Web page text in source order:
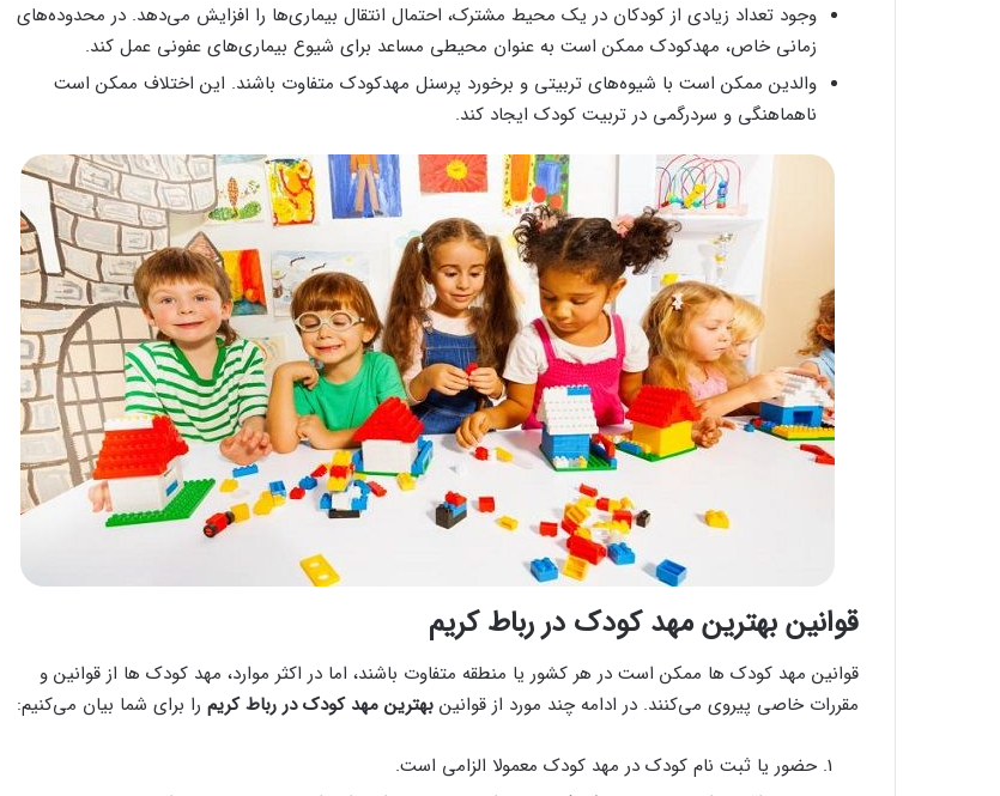
وجود تعداد زیادی از کودکان در یک محیط مشترک، احتمال انتقال بیماری‌ها را افزایش می‌دهد. در محدوده‌های
زمانی خاص، مهدکودک ممکن است به عنوان محیطی مساعد برای شیوع بیماری‌های عفونی عمل کند.
والدین ممکن است با شیوه‌های تربیتی و برخورد پرسنل مهدکودک متفاوت باشند. این اختلاف ممکن است
ناهماهنگی و سردرگمی در تربیت کودک ایجاد کند.
قوانین بهترین مهد کودک در رباط کریم
قوانین مهد کودک ها ممکن است در هر کشور یا منطقه متفاوت باشند، اما در اکثر موارد، مهد کودک ها از قوانین و
مقررات خاصی پیروی می‌کنند. در ادامه چند مورد از قوانین بهترین مهد کودک در رباط کریم را برای شما بیان می‌کنیم:
حضور یا ثبت نام کودک در مهد کودک معمولا الزامی است.